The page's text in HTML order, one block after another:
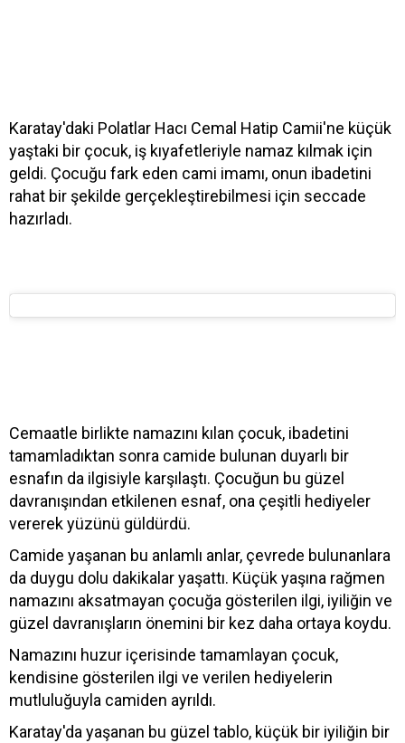
Karatay'daki Polatlar Hacı Cemal Hatip Camii'ne küçük
yaştaki bir çocuk, iş kıyafetleriyle namaz kılmak için
geldi. Çocuğu fark eden cami imamı, onun ibadetini
rahat bir şekilde gerçekleştirebilmesi için seccade
hazırladı.
Cemaatle birlikte namazını kılan çocuk, ibadetini
tamamladıktan sonra camide bulunan duyarlı bir
esnafın da ilgisiyle karşılaştı. Çocuğun bu güzel
davranışından etkilenen esnaf, ona çeşitli hediyeler
vererek yüzünü güldürdü.
Camide yaşanan bu anlamlı anlar, çevrede bulunanlara
da duygu dolu dakikalar yaşattı. Küçük yaşına rağmen
namazını aksatmayan çocuğa gösterilen ilgi, iyiliğin ve
güzel davranışların önemini bir kez daha ortaya koydu.
Namazını huzur içerisinde tamamlayan çocuk,
kendisine gösterilen ilgi ve verilen hediyelerin
mutluluğuyla camiden ayrıldı.
Karatay'da yaşanan bu güzel tablo, küçük bir iyiliğin bir